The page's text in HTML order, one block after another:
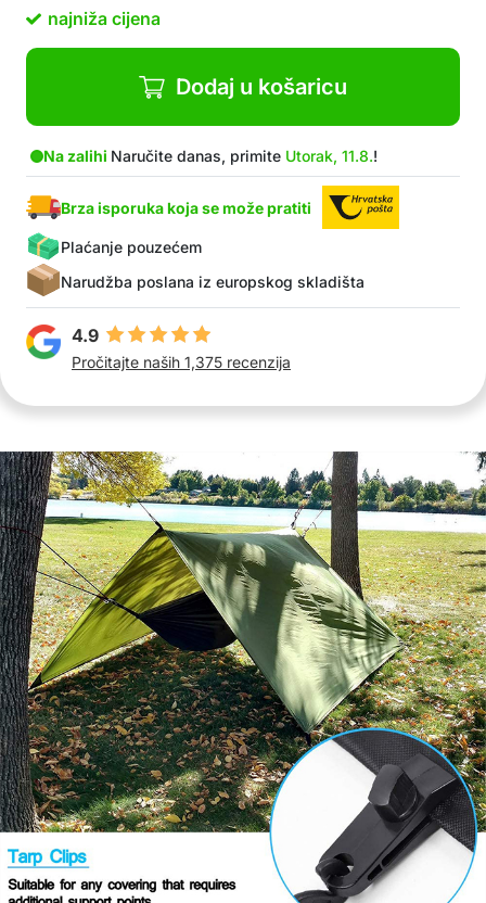
najniža cijena
Dodaj u košaricu
Na zalihi Naručite danas, primite Utorak, 11.8.!
Brza isporuka koja se može pratiti
Plaćanje pouzećem
Narudžba poslana iz europskog skladišta
4.9
Pročitajte naših 1,375 recenzija